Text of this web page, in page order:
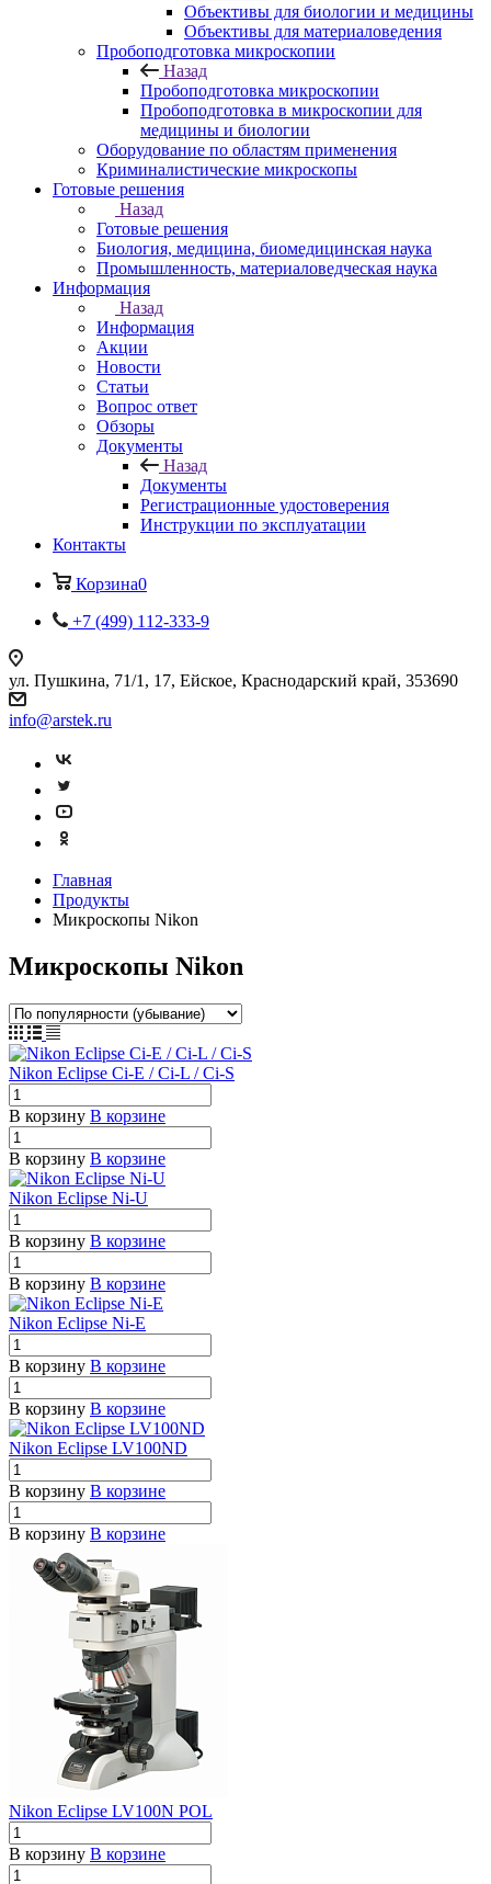
Объективы для биологии и медицины
Объективы для материаловедения
Пробоподготовка микроскопии
Назад
Пробоподготовка микроскопии
Пробоподготовка в микроскопии для
медицины и биологии
Оборудование по областям применения
Криминалистические микроскопы
Готовые решения
Назад
Готовые решения
Биология, медицина, биомедицинская наука
Промышленность, материаловедческая наука
Информация
Назад
Информация
Акции
Новости
Статьи
Вопрос ответ
Обзоры
Документы
Назад
Документы
Регистрационные удостоверения
Инструкции по эксплуатации
Контакты
Корзина0
+7 (499) 112-333-9
ул. Пушкина, 71/1, 17, Ейское, Краснодарский край, 353690
info@arstek.ru
Главная
Продукты
Микроскопы Nikon
Микроскопы Nikon
Nikon Eclipse Ci-E / Ci-L / Ci-S
В корзину В корзине
В корзину В корзине
Nikon Eclipse Ni-U
В корзину В корзине
В корзину В корзине
Nikon Eclipse Ni-E
В корзину В корзине
В корзину В корзине
Nikon Eclipse LV100ND
В корзину В корзине
В корзину В корзине
Nikon Eclipse LV100N POL
В корзину В корзине